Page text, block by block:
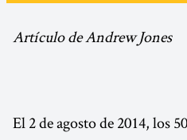
Artículo de Andrew Jones
El 2 de agosto de 2014, los